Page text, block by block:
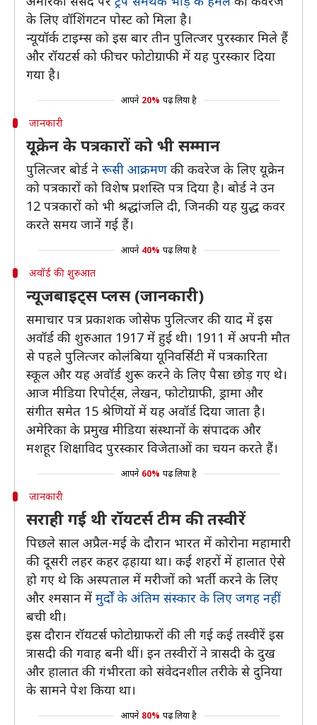
के लिए वॉशिंगटन पोस्ट को मिला है।
न्यूयॉर्क टाइम्स को इस बार तीन पुलित्जर पुरस्कार मिले हैं
और रॉयटर्स को फीचर फोटोग्राफी में यह पुरस्कार दिया
गया है।
आपने 20% पढ़ लिया है
जानकारी
यूक्रेन के पत्रकारों को भी सम्मान
पुलित्जर बोर्ड ने रूसी आक्रमण की कवरेज के लिए यूक्रेन
को पत्रकारों को विशेष प्रशस्ति पत्र दिया है। बोर्ड ने उन
12 पत्रकारों को भी श्रद्धांजलि दी, जिनकी यह युद्ध कवर
करते समय जानें गई हैं।
आपने 40% पढ़ लिया है
अवॉर्ड की शुरुआत
न्यूजबाइट्स प्लस (जानकारी)
समाचार पत्र प्रकाशक जोसेफ पुलित्जर की याद में इस
अवॉर्ड की शुरुआत 1917 में हुई थी। 1911 में अपनी मौत
से पहले पुलित्जर कोलंबिया यूनिवर्सिटी में पत्रकारिता
स्कूल और यह अवॉर्ड शुरू करने के लिए पैसा छोड़ गए थे।
आज मीडिया रिपोर्ट्स, लेखन, फोटोग्राफी, ड्रामा और
संगीत समेत 15 श्रेणियों में यह अवॉर्ड दिया जाता है।
अमेरिका के प्रमुख मीडिया संस्थानों के संपादक और
मशहूर शिक्षाविद पुरस्कार विजेताओं का चयन करते हैं।
आपने 60% पढ़ लिया है
जानकारी
सराही गई थी रॉयटर्स टीम की तस्वीरें
पिछले साल अप्रैल-मई के दौरान भारत में कोरोना महामारी
की दूसरी लहर कहर ढ़हाया था। कई शहरों में हालात ऐसे
हो गए थे कि अस्पताल में मरीजों को भर्ती करने के लिए
और श्मसान में मुर्दों के अंतिम संस्कार के लिए जगह नहीं
बची थी।
इस दौरान रॉयटर्स फोटोग्राफरों की ली गई कई तस्वीरें इस
त्रासदी की गवाह बनी थीं। इन तस्वीरों ने त्रासदी के दुख
और हालात की गंभीरता को संवेदनशील तरीके से दुनिया
के सामने पेश किया था।
आपने 80% पढ़ लिया है